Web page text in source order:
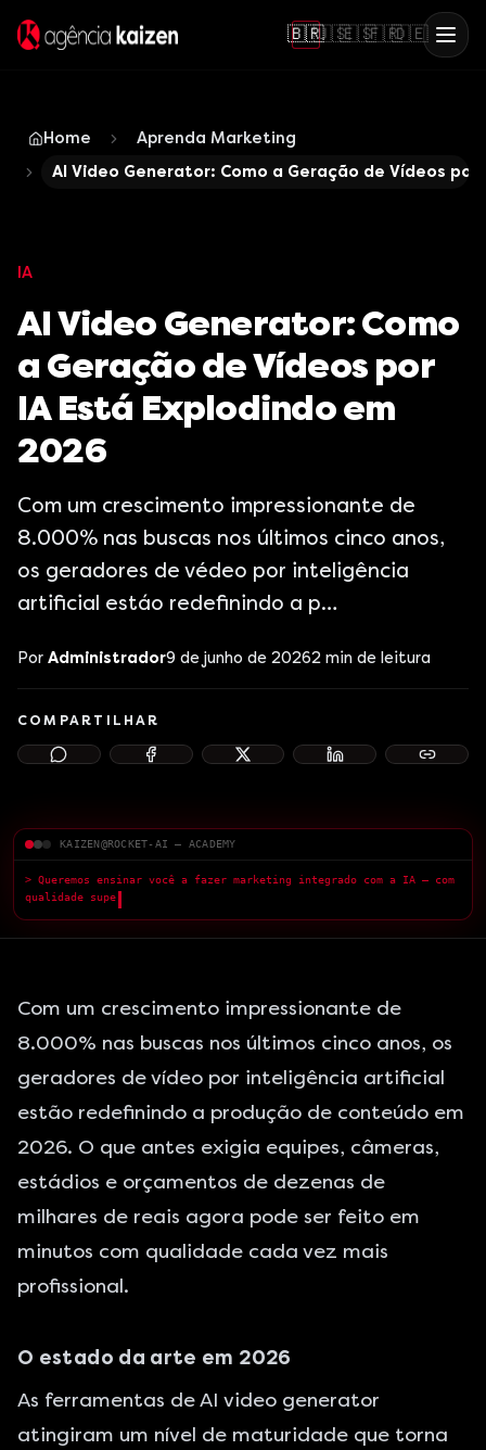
🇧🇷🇺🇸🇪🇸🇫🇷🇩🇪
Home
Aprenda Marketing
AI Video Generator: Como a Geração de Vídeos
IA
AI Video Generator: Como
a Geração de Vídeos por
IA Está Explodindo em
2026
Com um crescimento impressionante de
8.000% nas buscas nos últimos cinco anos,
os geradores de védeo por inteligência
artificial estáo redefinindo a p…
Por Administrador9 de junho de 20262 min de leitura
COMPARTILHAR
KAIZEN@ROCKET-AI — ACADEMY
> Queremos ensinar você a fazer marketing integrado com a IA — com
qualidade superior.
Com um crescimento impressionante de
8.000% nas buscas nos últimos cinco anos, os
geradores de vídeo por inteligência artificial
estão redefinindo a produção de conteúdo em
2026. O que antes exigia equipes, câmeras,
estádios e orçamentos de dezenas de
milhares de reais agora pode ser feito em
minutos com qualidade cada vez mais
profissional.
O estado da arte em 2026
As ferramentas de AI video generator
atingiram um nível de maturidade que torna